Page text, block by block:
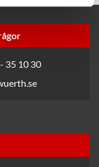
35 10 30